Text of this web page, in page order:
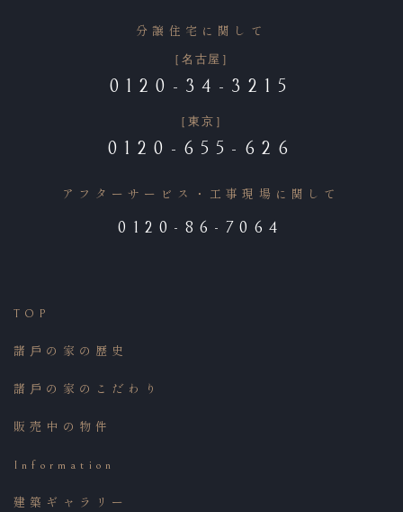
イバシーポリシーを確認の上、入力内容を確認するボタンを押
分譲住宅に関して
［名古屋］
0120-34-3215
［東京］
0120-655-626
アフターサービス・工事現場に関して
0120-86-7064
TOP
諸⼾の家の歴史
諸⼾の家のこだわり
販売中の物件
Information
建築ギャラリー